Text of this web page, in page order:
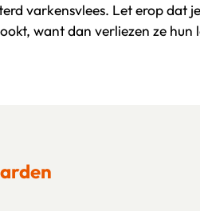
varkensvlees. Let erop dat
want dan verliezen ze hun